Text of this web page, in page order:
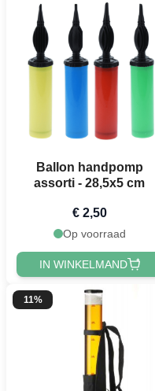
Ballon handpomp
assorti - 28,5x5 cm
€ 2,50
Op voorraad
IN WINKELMAND
11%